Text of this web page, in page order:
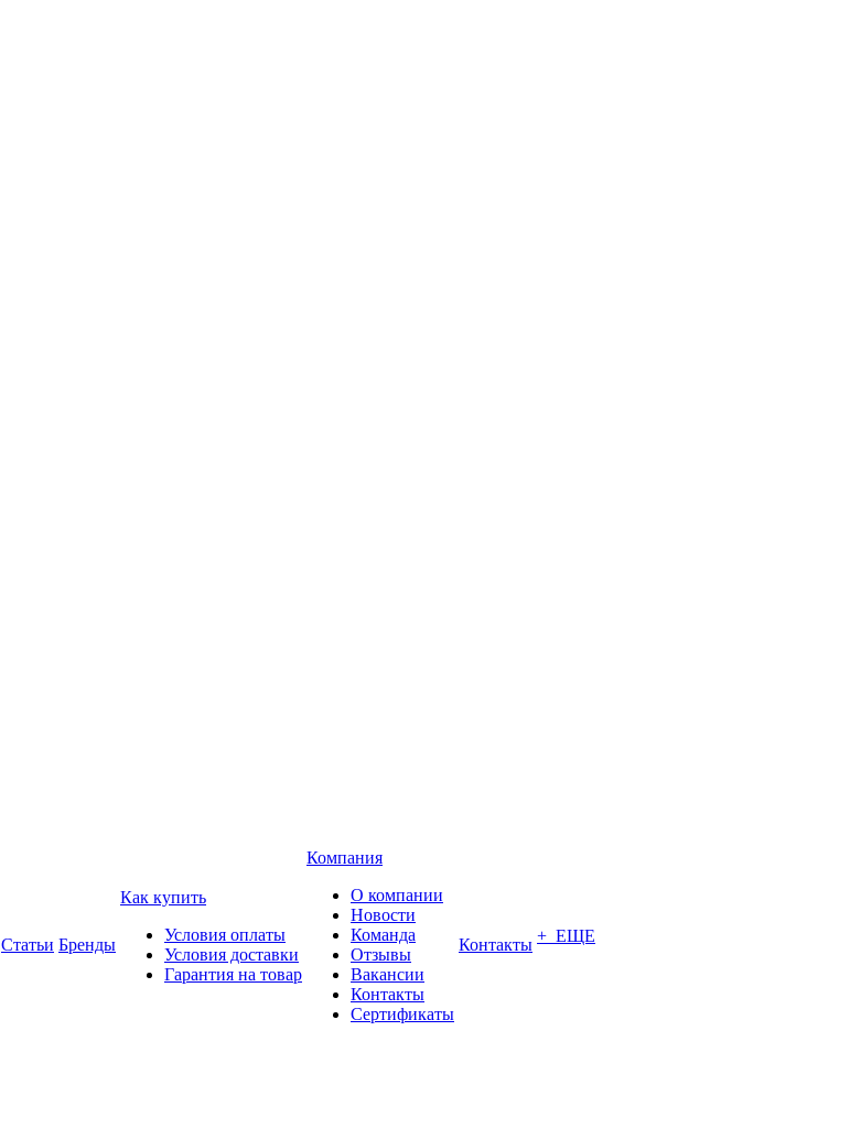
Статьи Бренды
Как купить
Условия оплаты
Условия доставки
Гарантия на товар
Компания
О компании
Новости
Команда
Отзывы
Вакансии
Контакты
Сертификаты
Контакты + ЕЩЕ